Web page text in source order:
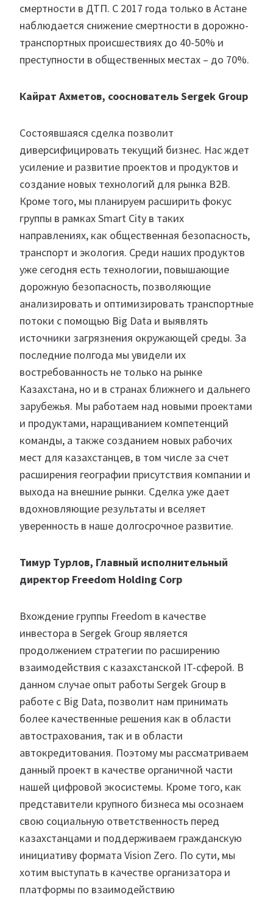
смертности в ДТП. С 2017 года только в Астане
наблюдается снижение смертности в дорожно-
транспортных происшествиях до 40-50% и
преступности в общественных местах – до 70%.
Кайрат Ахметов, сооснователь Sergek Group
Состоявшаяся сделка позволит
диверсифицировать текущий бизнес. Нас ждет
усиление и развитие проектов и продуктов и
создание новых технологий для рынка B2B.
Кроме того, мы планируем расширить фокус
группы в рамках Smart City в таких
направлениях, как общественная безопасность,
транспорт и экология. Среди наших продуктов
уже сегодня есть технологии, повышающие
дорожную безопасность, позволяющие
анализировать и оптимизировать транспортные
потоки с помощью Big Data и выявлять
источники загрязнения окружающей среды. За
последние полгода мы увидели их
востребованность не только на рынке
Казахстана, но и в странах ближнего и дальнего
зарубежья. Мы работаем над новыми проектами
и продуктами, наращиванием компетенций
команды, а также созданием новых рабочих
мест для казахстанцев, в том числе за счет
расширения географии присутствия компании и
выхода на внешние рынки. Сделка уже дает
вдохновляющие результаты и вселяет
уверенность в наше долгосрочное развитие.
Тимур Турлов, Главный исполнительный
директор Freedom Holding Corp
Вхождение группы Freedom в качестве
инвестора в Sergek Group является
продолжением стратегии по расширению
взаимодействия с казахстанской IT-сферой. В
данном случае опыт работы Sergek Group в
работе с Big Data, позволит нам принимать
более качественные решения как в области
автострахования, так и в области
автокредитования. Поэтому мы рассматриваем
данный проект в качестве органичной части
нашей цифровой экосистемы. Кроме того, как
представители крупного бизнеса мы осознаем
свою социальную ответственность перед
казахстанцами и поддерживаем гражданскую
инициативу формата Vision Zero. По сути, мы
хотим выступать в качестве организатора и
платформы по взаимодействию